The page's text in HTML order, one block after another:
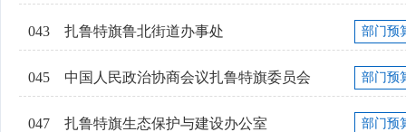
043 扎鲁特旗鲁北街道办事处 部门预
045 中国人民政治协商会议扎鲁特旗委员会 部门预
047 扎鲁特旗生态保护与建设办公室 部门预